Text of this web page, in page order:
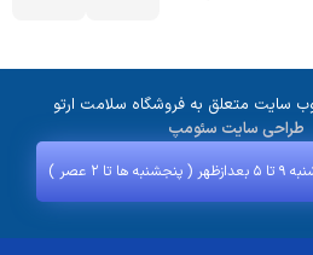
متعلق به فروشگاه سلامت ارتو
طراحی سایت سئومپ
۲ عصر )